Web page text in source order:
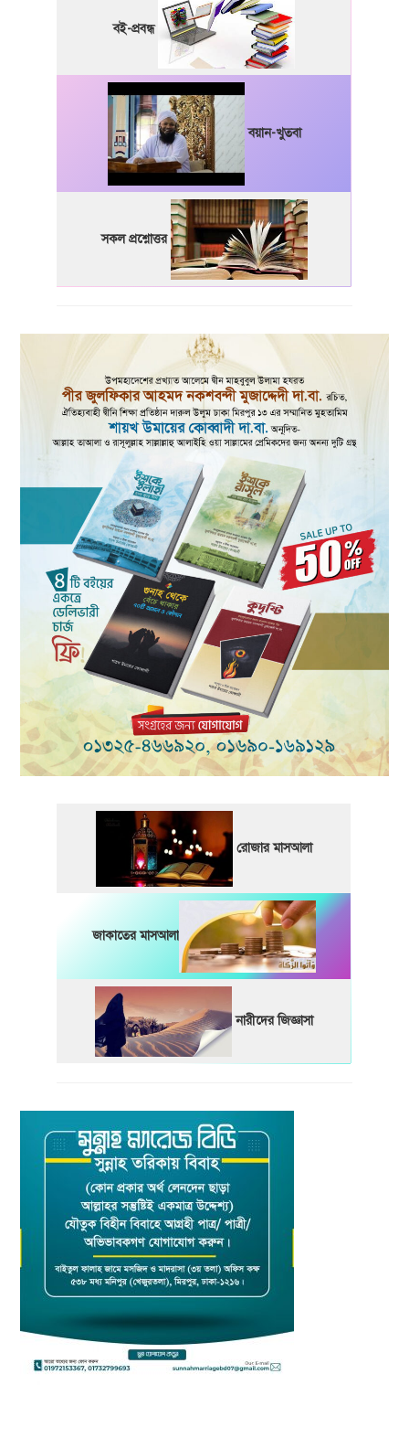
বই-প্রবন্ধ
বয়ান-খুতবা
সকল প্রশ্নোত্তর
রোজার মাসআলা
জাকাতের মাসআলা
নারীদের জিজ্ঞাসা